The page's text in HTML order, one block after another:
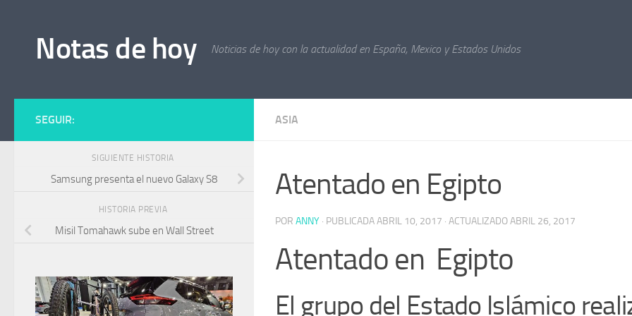
Notas de hoy Noticias de hoy con la actualidad en España, Mexico y Estados Unidos
ASIA
Atentado en Egipto
POR ANNY · PUBLICADAABRIL 10, 2017 · ACTUALIZADOABRIL 26, 2017
Atentado en Egipto
El grupo del Estado Islámico
SEGUIR:
SIGUIENTE HISTORIA
Samsung presenta el nuevo Galaxy S8
HISTORIA PREVIA
Misil Tomahawk sube en Wall Street